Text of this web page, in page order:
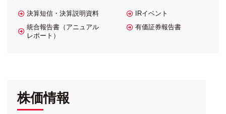
決算短信・決算説明資料
IRイベント
統合報告書（アニュアル
レポート）
有価証券報告書
株価情報